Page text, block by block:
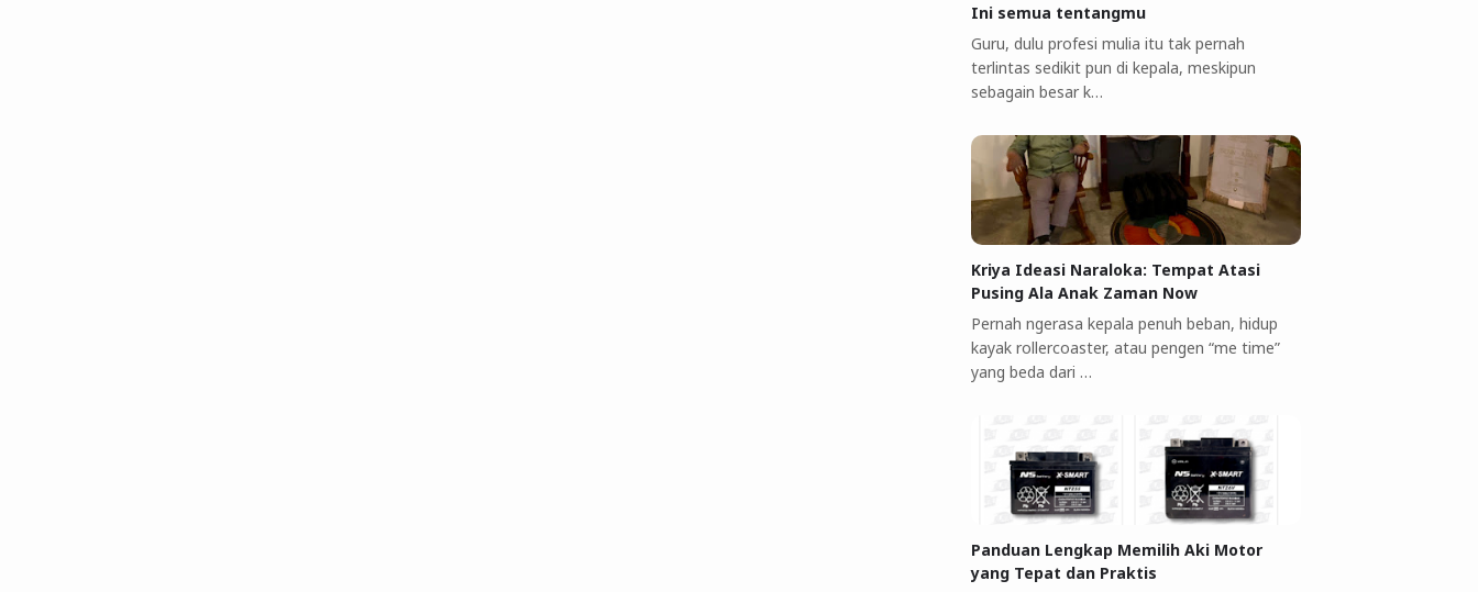
Ini semua tentangmu
Guru, dulu profesi mulia itu tak pernah
terlintas sedikit pun di kepala, meskipun
sebagain besar k…
Kriya Ideasi Naraloka: Tempat Atasi
Pusing Ala Anak Zaman Now
Pernah ngerasa kepala penuh beban, hidup
kayak rollercoaster, atau pengen “me time”
yang beda dari …
Panduan Lengkap Memilih Aki Motor
yang Tepat dan Praktis